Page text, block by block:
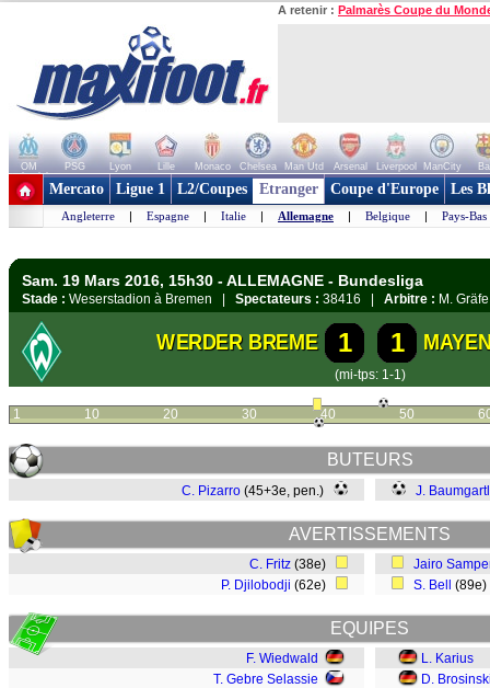
A retenir : Palmarès Coupe du
OM PSG Lyon Lille Monaco Chelsea Man Utd Arsenal Liverpool ManCity
+ de clubs
Mercato Ligue 1 L2/Coupes Etranger Coupe d'Europe Les
Angleterre | Espagne | Italie | Allemagne | Belgique | Pays-Bas
Sam. 19 Mars 2016, 15h30 - ALLEMAGNE - Bundesliga
Stade : Weserstadion à Bremen | Spectateurs : 38416 | Arbitre : M. Gräfe
WERDER BREME 1 1
(mi-tps: 1-1)
1 10 20 30 40 50
BUTEURS
C. Pizarro (45+3e, pen.) J.
AVERTISSEMENTS
C. Fritz (38e)
P. Djilobodji (62e)
Jairo
S. Bell
EQUIPES
F. Wiedwald
T. Gebre Selassie
L. Karius
D.